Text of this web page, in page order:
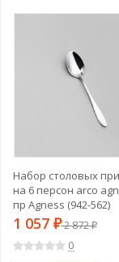
Набор столовых
на 6 персон arco
пр Agness (942-562)
1 057 ₽2 872₽
0